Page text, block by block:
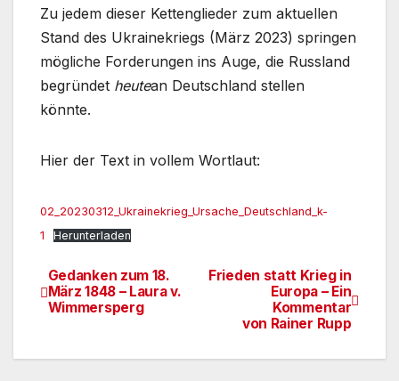
Zu jedem dieser Kettenglieder zum aktuellen
Stand des Ukrainekriegs (März 2023) springen
mögliche Forderungen ins Auge, die Russland
begründet heutean Deutschland stellen
könnte.
Hier der Text in vollem Wortlaut:
02_20230312_Ukrainekrieg_Ursache_Deutschland_k-
1
Herunterladen
Beitragsnavigation
Frieden statt Krieg in
Europa – Ein
Kommentar
von Rainer Rupp
Gedanken zum 18.
März 1848 – Laura v.
Wimmersperg